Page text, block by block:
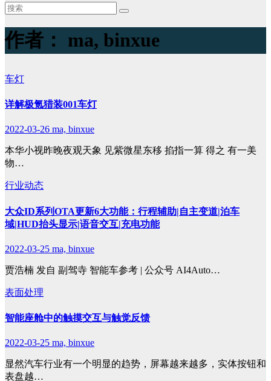
作者： ma, binxue
车灯
详解极氪猎装001车灯
2022-03-26 ma, binxue
本华小视昨晚夜观天象 见紫微星东移 掐指一算 得之 有一美
物…
行业动态
大众ID系列OTA更新6大功能：行程辅助|自主变道|泊车
域|HUD抬头显示|语音交互|充电功能
2022-03-25 ma, binxue
贾浩楠 发自 副驾寺 智能车参考 | 公众号 AI4Auto…
表面处理
智能座舱中的触摸交互与触觉反馈
2022-03-25 ma, binxue
显然汽车行业有一个明显的趋势，屏幕越来越多，实体按钮和
表盘越…